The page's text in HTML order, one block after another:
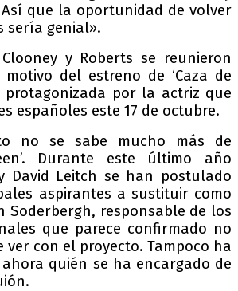
que la oportunidad de volver
sería genial».
y Roberts se reunieron
del estreno de ‘Caza de
protagonizada por la actriz que
españoles este 17 de octubre.
no se sabe mucho más de
Durante este último año
David Leitch se han postulado
aspirantes a sustituir como
Soderbergh, responsable de los
que parece confirmado no
con el proyecto. Tampoco ha
quién se ha encargado de